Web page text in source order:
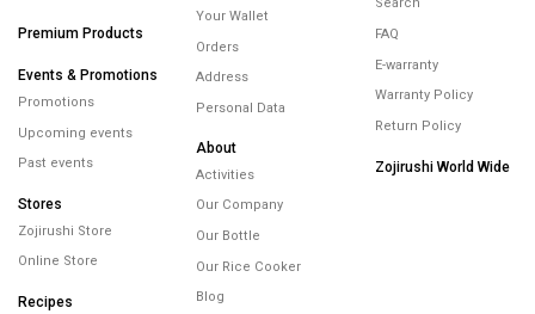
Premium Products
Events & Promotions
Promotions
Upcoming events
Past events
Stores
Zojirushi Store
Online Store
Recipes
Your Wallet
Orders
Address
Personal Data
About
Activities
Our Company
Our Bottle
Our Rice Cooker
Blog
Search
FAQ
E-warranty
Warranty Policy
Return Policy
Zojirushi World Wide